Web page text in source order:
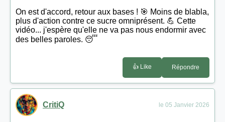
On est d'accord, retour aux bases ! 🎯 Moins de blabla,
plus d'action contre ce sucre omniprésent. 💪 Cette
vidéo... j'espère qu'elle ne va pas nous endormir avec
des belles paroles. 😴
👍 Like Répondre
CritiQ le 05 Janvier 2026